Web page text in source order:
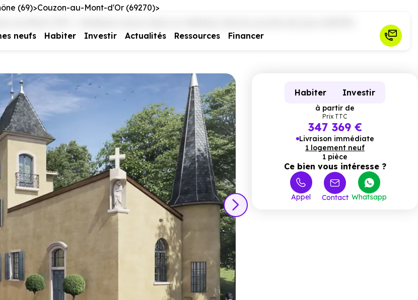
neufs Habiter Investir Actualités Ressources Financer
(69) Couzon-au-Mont-d'Or (69270)
au-Mont-d’Or : résidence neuve dans un château rénové, proche de Lyon (69270)
Habiter Investir
à partir de
Prix TTC
347 369 €
Livraison immédiate
1 logement neuf
1 pièce
Ce bien vous intéresse ?
Appel Contact Whatsapp